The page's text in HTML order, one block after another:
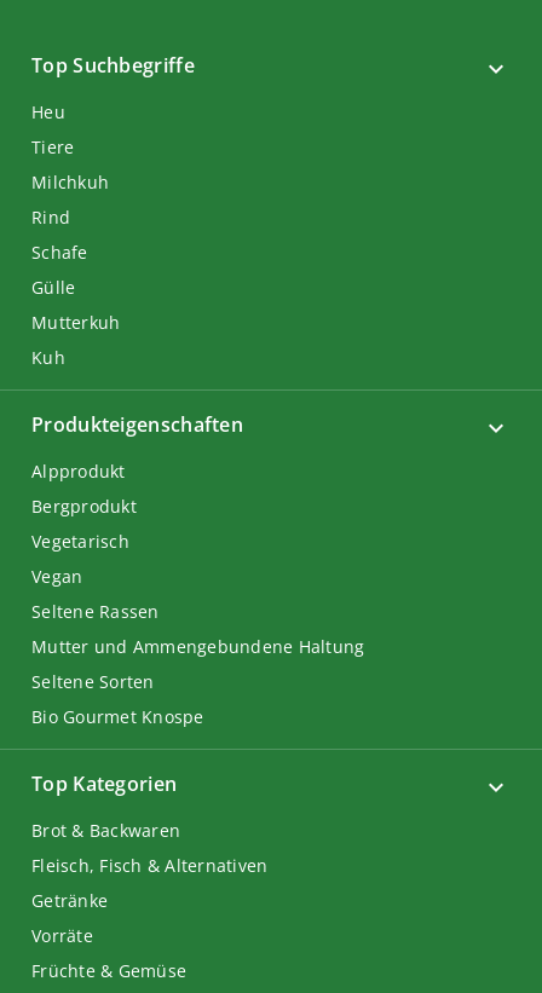
Top Suchbegriffe
Heu
Tiere
Milchkuh
Rind
Schafe
Gülle
Mutterkuh
Kuh
Top Kategorien
Brot & Backwaren
Fleisch, Fisch & Alternativen
Getränke
Vorräte
Früchte & Gemüse
Produkteigenschaften
Alpprodukt
Bergprodukt
Vegetarisch
Vegan
Seltene Rassen
Mutter und Ammengebundene Haltung
Seltene Sorten
Bio Gourmet Knospe